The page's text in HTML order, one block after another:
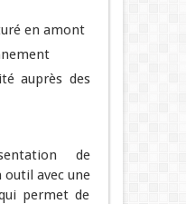
en amont
auprès des
de
outil avec une
permet de